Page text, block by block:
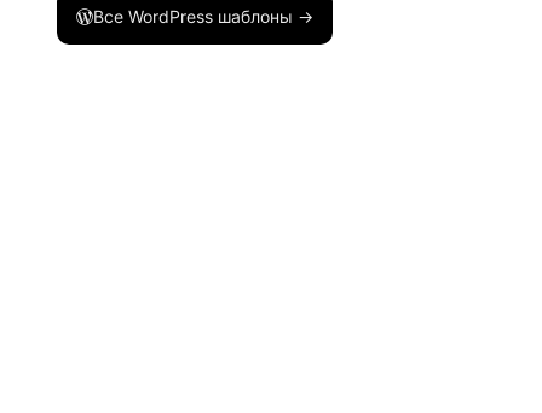
Все WordPress шаблоны →